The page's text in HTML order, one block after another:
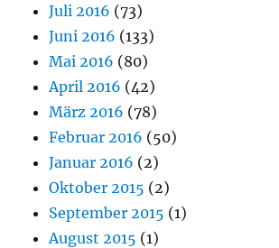
Juli 2016 (73)
Juni 2016 (133)
Mai 2016 (80)
April 2016 (42)
März 2016 (78)
Februar 2016 (50)
Januar 2016 (2)
Oktober 2015 (2)
September 2015 (1)
August 2015 (1)